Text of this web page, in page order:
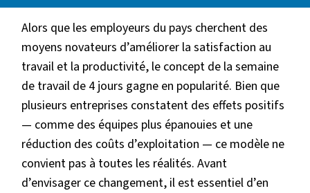
Alors que les employeurs du pays cherchent des
moyens novateurs d’améliorer la satisfaction au
travail et la productivité, le concept de la semaine
de travail de 4 jours gagne en popularité. Bien que
plusieurs entreprises constatent des effets positifs
— comme des équipes plus épanouies et une
réduction des coûts d’exploitation — ce modèle ne
convient pas à toutes les réalités. Avant
d’envisager ce changement, il est essentiel d’en